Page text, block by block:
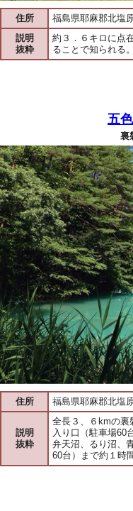
住所
福島県耶麻郡北塩
説明
抜粋
約３．６キロに点
ることで知られる
五
裏
住所 福島県耶麻郡北塩
説明
抜粋
全長３、６kmの裏
入り口（駐車場60
弁天沼、るり沼、
60台）まで約１時